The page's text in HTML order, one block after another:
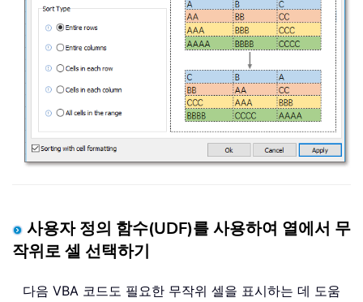
사용자 정의 함수(UDF)를 사용하여 열에서 무
작위로 셀 선택하기
다음 VBA 코드도 필요한 무작위 셀을 표시하는 데 도움